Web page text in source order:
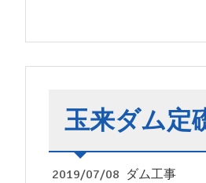
玉来ダム定
2019/07/08 ダム工事